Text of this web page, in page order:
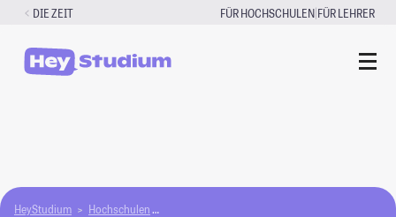
Zum
springen
DIE ZEIT FÜR HOCHSCHULEN|FÜR LEHRER
HeyStudium Hochschulen Hochschule Trier - Trier University of Applied